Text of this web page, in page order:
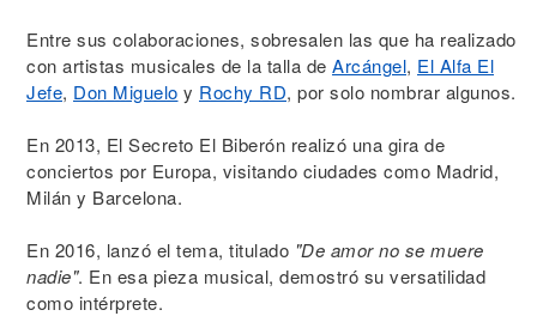
Entre sus colaboraciones, sobresalen las que ha realizado
con artistas musicales de la talla de Arcángel, El Alfa El
Jefe, Don Miguelo y Rochy RD, por solo nombrar algunos.
En 2013, El Secreto El Biberón realizó una gira de
conciertos por Europa, visitando ciudades como Madrid,
Milán y Barcelona.
En 2016, lanzó el tema, titulado "De amor no se muere
nadie". En esa pieza musical, demostró su versatilidad
como intérprete.